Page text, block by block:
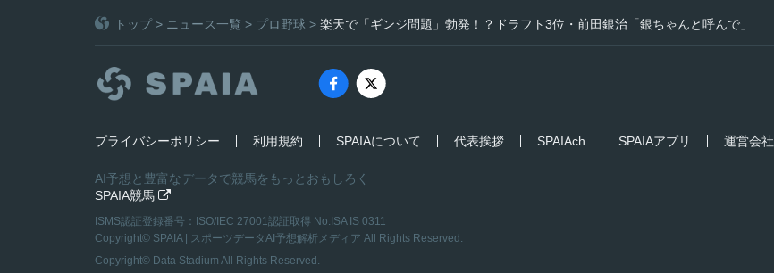
トップ> ニュース一覧 > プロ野球 > 楽天で「ギンジ問題」勃発！？ドラフト3位・前田銀治「銀ちゃんと呼んで」
プライバシーポリシー 利用規約 SPAIAについて 代表挨拶 SPAIAch SPAIAアプリ 運営会社
AI予想と豊富なデータで競馬をもっとおもしろく
SPAIA競馬 
ISMS認証登録番号：ISO/IEC 27001認証取得 No.ISA IS 0311
Copyright© SPAIA | スポーツデータAI予想解析メディア All Rights Reserved.
Copyright© Data Stadium All Rights Reserved.